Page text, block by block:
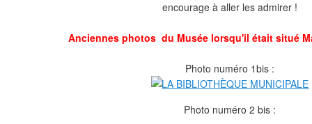
encourage à aller les admirer !
Anciennes photos du Musée lorsqu'il était situé
Photo numéro 1bis :
Photo numéro 2 bis :